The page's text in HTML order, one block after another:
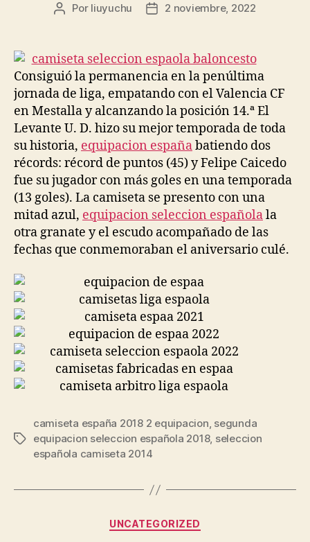
Autor
entrada
Por liuyuchu
Fecha
entrada
2 noviembre, 2022
Consiguió la permanencia en la penúltima
jornada de liga, empatando con el Valencia CF
en Mestalla y alcanzando la posición 14.ª El
Levante U. D. hizo su mejor temporada de toda
su historia, equipacion españabatiendo dos
récords: récord de puntos (45) y Felipe Caicedo
fue su jugador con más goles en una temporada
(13 goles). La camiseta se presento con una
mitad azul, equipacion seleccion españolala
otra granate y el escudo acompañado de las
fechas que conmemoraban el aniversario culé.
Etiquetas
camiseta españa 2018 2 equipacion, segunda
equipacion seleccion española 2018, seleccion
española camiseta 2014
Categorías
UNCATEGORIZED